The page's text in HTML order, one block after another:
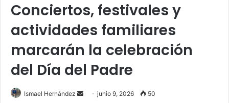
Conciertos, festivales y
actividades familiares
marcarán la celebración
del Día del Padre
Ismael Hernández
Sendjunio 9, 2026 50